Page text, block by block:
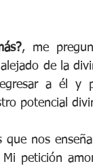
, me
de la
a él y
potencial
que nos
Mi petición